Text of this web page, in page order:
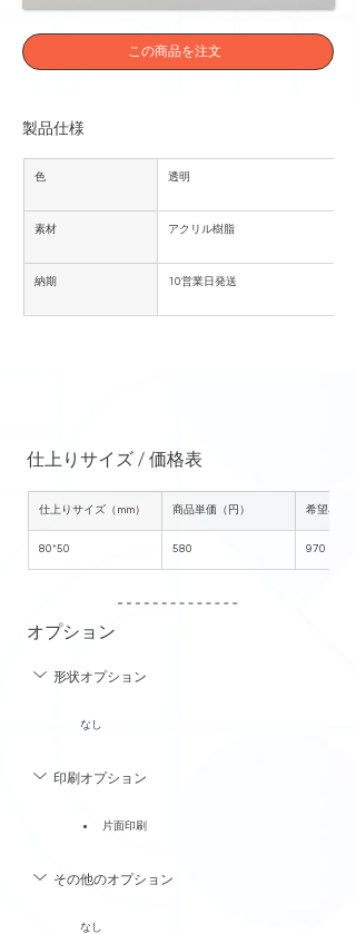
この商品を注文
製品仕様
色 透明
素材 アクリル樹脂
納期 10営業日発送
仕上りサイズ / 価格表
仕上りサイズ（mm） 商品単価（円） 希望小売
80*50 580 970
オプション
形状オプション
なし
印刷オプション
片面印刷
その他のオプション
なし